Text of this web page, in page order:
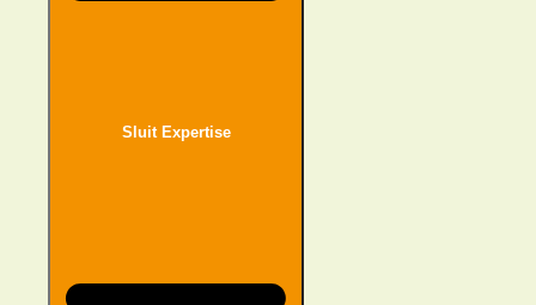
Sluit Expertise
‘Ga altijd het gesprek aan!’